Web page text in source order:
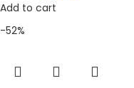
Add to cart
-52%